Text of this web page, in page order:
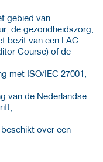
gebied van
de gezondheidszorg;
bezit van een LAC
Course) of de
met ISO/IEC 27001,
van de Nederlandse
over een